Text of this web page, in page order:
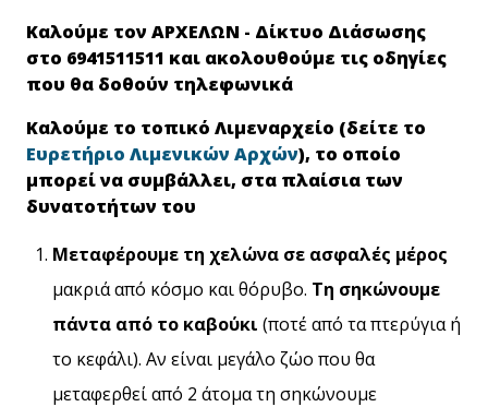
Kαλούμε τον ΑΡΧΕΛΩΝ - Δίκτυο Διάσωσης
στο 6941511511 και ακολουθούμε τις oδηγίες
που θα δοθούν τηλεφωνικά
Καλούμε το τοπικό Λιμεναρχείο (δείτε το
Ευρετήριο Λιμενικών Αρχών), το οποίο
μπορεί να συμβάλλει, στα πλαίσια των
δυνατοτήτων του
Μεταφέρουμε τη χελώνα σε ασφαλές μέρος
μακριά από κόσμο και θόρυβο. Τη σηκώνουμε
πάντα από το καβούκι (ποτέ από τα πτερύγια ή
το κεφάλι). Αν είναι μεγάλο ζώο που θα
μεταφερθεί από 2 άτομα τη σηκώνουμε